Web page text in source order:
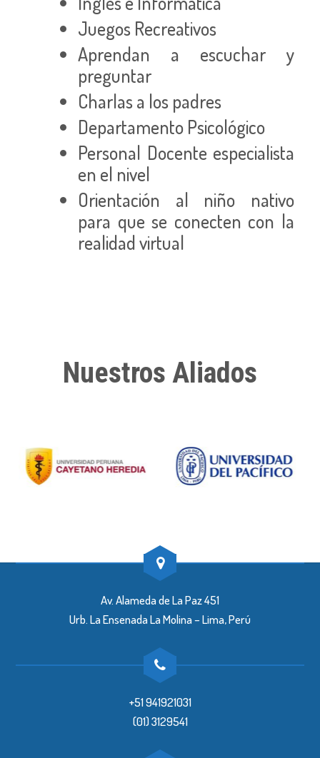
Juegos Recreativos
Aprendan a escuchar y
preguntar
Charlas a los padres
Departamento Psicológico
Personal Docente especialista
en el nivel
Orientación al niño nativo
para que se conecten con la
realidad virtual
Nuestros Aliados
Av. Alameda de La Paz 451
Urb. La Ensenada La Molina – Lima, Perú
+51 941921031
(01) 3129541